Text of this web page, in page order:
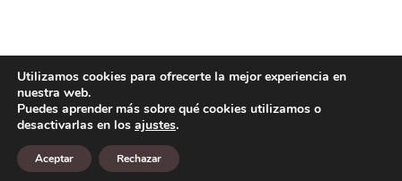
Copyright© 2026Lolitas Moda
Diseño web:
Utilizamos cookies para ofrecerte la mejor experiencia en
nuestra web.
Puedes aprender más sobre qué cookies utilizamos o
desactivarlas en los ajustes.
Aceptar Rechazar